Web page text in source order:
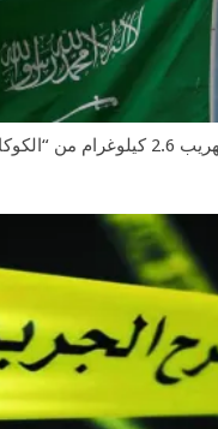
السعودية تحبط تهريب 2.6